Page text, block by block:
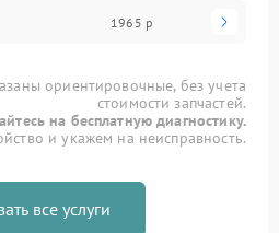
1965 р
ориентировочные, без учета
стоимости запчастей.
на бесплатную диагностику.
и укажем на неисправность.
все услуги